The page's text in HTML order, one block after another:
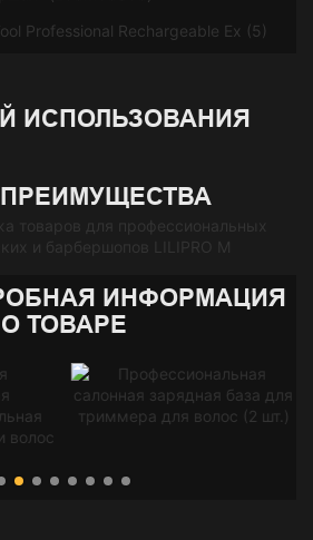
ИСПОЛЬЗОВАНИЯ
ИНФОРМАЦИЯ
О ТОВАРЕ